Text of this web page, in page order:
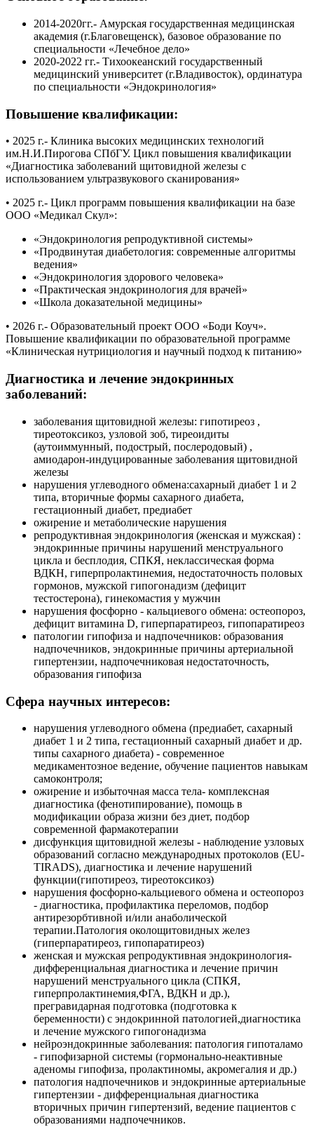
2014-2020гг.- Амурская государственная медицинская
академия (г.Благовещенск), базовое образование по
специальности «Лечебное дело»
2020-2022 гг.- Тихоокеанский государственный
медицинский университет (г.Владивосток), ординатура
по специальности «Эндокринология»
Повышение квалификации:
• 2025 г.- Клиника высоких медицинских технологий
им.Н.И.Пирогова СПбГУ. Цикл повышения квалификации
«Диагностика заболеваний щитовидной железы с
использованием ультразвукового сканирования»
• 2025 г.- Цикл программ повышения квалификации на базе
ООО «Медикал Скул»:
«Эндокринология репродуктивной системы»
«Продвинутая диабетология: современные алгоритмы
ведения»
«Эндокринология здорового человека»
«Практическая эндокринология для врачей»
«Школа доказательной медицины»
• 2026 г.- Образовательный проект ООО «Боди Коуч».
Повышение квалификации по образовательной программе
«Клиническая нутрициология и научный подход к питанию»
Диагностика и лечение эндокринных
заболеваний:
заболевания щитовидной железы: гипотиреоз ,
тиреотоксикоз, узловой зоб, тиреоидиты
(аутоиммунный, подострый, послеродовый) ,
амиодарон-индуцированные заболевания щитовидной
железы
нарушения углеводного обмена:сахарный диабет 1 и 2
типа, вторичные формы сахарного диабета,
гестационный диабет, предиабет
ожирение и метаболические нарушения
репродуктивная эндокринология (женская и мужская) :
эндокринные причины нарушений менструального
цикла и бесплодия, СПКЯ, неклассическая форма
ВДКН, гиперпролактинемия, недостаточность половых
гормонов, мужской гипогонадизм (дефицит
тестостерона), гинекомастия у мужчин
нарушения фосфорно - кальциевого обмена: остеопороз,
дефицит витамина D, гиперпаратиреоз, гипопаратиреоз
патологии гипофиза и надпочечников: образования
надпочечников, эндокринные причины артериальной
гипертензии, надпочечниковая недостаточность,
образования гипофиза
Сфера научных интересов:
нарушения углеводного обмена (предиабет, сахарный
диабет 1 и 2 типа, гестационный сахарный диабет и др.
типы сахарного диабета) - современное
медикаментозное ведение, обучение пациентов навыкам
самоконтроля;
ожирение и избыточная масса тела- комплексная
диагностика (фенотипирование), помощь в
модификации образа жизни без диет, подбор
современной фармакотерапии
дисфункция щитовидной железы - наблюдение узловых
образований согласно международных протоколов (EU-
TIRADS), диагностика и лечение нарушений
функции(гипотиреоз, тиреотоксикоз)
нарушения фосфорно-кальциевого обмена и остеопороз
- диагностика, профилактика переломов, подбор
антирезорбтивной и/или анаболической
терапии.Патология околощитовидных желез
(гиперпаратиреоз, гипопаратиреоз)
женская и мужская репродуктивная эндокринология-
дифференциальная диагностика и лечение причин
нарушений менструального цикла (СПКЯ,
гиперпролактинемия,ФГА, ВДКН и др.),
прегравидарная подготовка (подготовка к
беременности) с эндокринной патологией,диагностика
и лечение мужского гипогонадизма
нейроэндокринные заболевания: патология гипоталамо
- гипофизарной системы (гормонально-неактивные
аденомы гипофиза, пролактиномы, акромегалия и др.)
патология надпочечников и эндокринные артериальные
гипертензии - дифференциальная диагностика
вторичных причин гипертензий, ведение пациентов с
образованиями надпочечников.